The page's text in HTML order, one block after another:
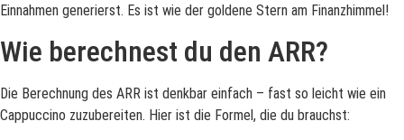
Einnahmen generierst. Es ist wie der goldene Stern am Finanzhimmel!
Wie berechnest du den ARR?
Die Berechnung des ARR ist denkbar einfach – fast so leicht wie ein
Cappuccino zuzubereiten. Hier ist die Formel, die du brauchst: